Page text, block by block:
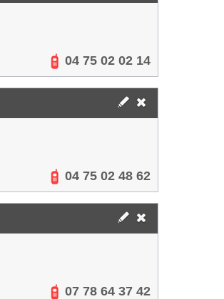
04 75 02 02 14
04 75 02 48 62
07 78 64 37 42